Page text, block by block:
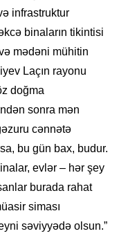
infrastruktur
binaların tikintisi
mədəni mühitin
Laçın rayonu
doğma
sonra mən
cənnətə
bu gün bax, budur.
evlər – hər şey
burada rahat
siması
səviyyədə olsun.”